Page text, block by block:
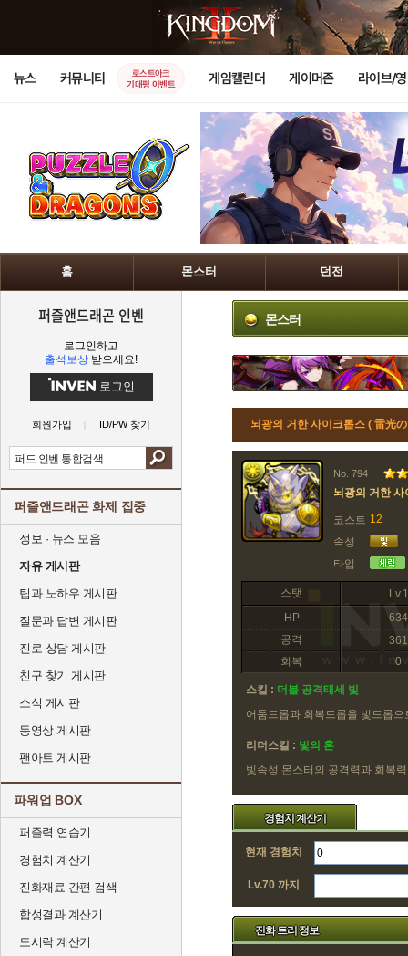
뉴스 커뮤니티
로스트아크
기대평 이벤트
게임캘린더 게이머존 라이브/
홈 몬스터 던전
퍼즐앤드래곤 인벤
로그인하고
출석보상 받으세요!
로그인
회원가입 ID/PW 찾기
퍼즐앤드래곤 화제 집중
정보 · 뉴스 모음
자유 게시판
팁과 노하우 게시판
질문과 답변 게시판
진로 상담 게시판
친구 찾기 게시판
소식 게시판
동영상 게시판
팬아트 게시판
파워업 BOX
퍼즐력 연습기
경험치 계산기
진화재료 간편 검색
합성결과 계산기
도시락 계산기
몬스터
뇌광의 거한 사이크롭스 ( 雷光
No. 794
뇌광의 거한 사
코스트 12
속성
타입
스탯
Lv.1
HP
634
공격
361
회복
0
스킬 : 더블 공격태세 빛
어둠드롭과 회복드롭을 빛드롭으
리더스킬 : 빛의 혼
빛속성 몬스터의 공격력과 회복
경험치 계산기
현재 경험치
Lv.70 까지
진화 트리 정보